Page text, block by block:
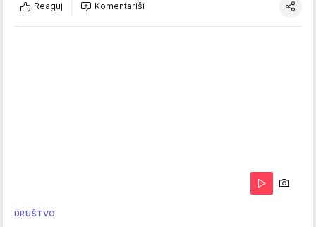
Reaguj Komentariši
DRUŠTVO